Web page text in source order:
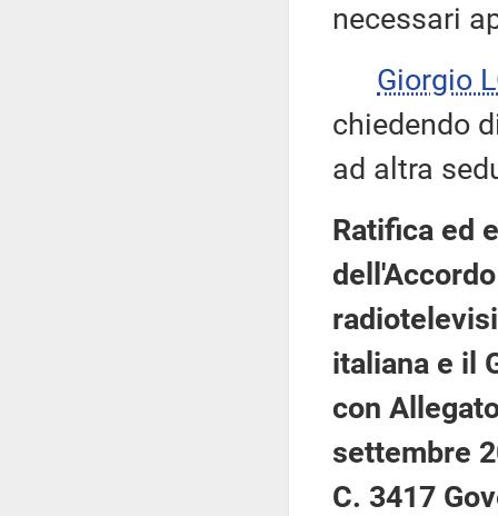
necessari
Giorgio
chiedendo
ad altra
Ratifica ed
italiana e il
con
settembre
C. 3417